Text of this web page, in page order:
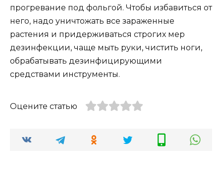
прогревание под фольгой. Чтобы избавиться от
него, надо уничтожать все зараженные
растения и придерживаться строгих мер
дезинфекции, чаще мыть руки, чистить ноги,
обрабатывать дезинфицирующими
средствами инструменты.
Оцените статью